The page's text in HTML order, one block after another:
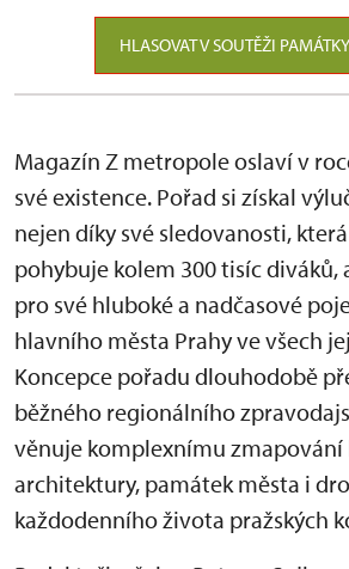
HLASOVAT V SOUTĚŽI
Magazín Z metropole oslaví v
své existence. Pořad si získal
nejen díky své sledovanosti,
pohybuje kolem 300 tisíc diváků,
pro své hluboké a nadčasové
hlavního města Prahy ve všech
Koncepce pořadu dlouhodobě
běžného regionálního
věnuje komplexnímu zmapování
architektury, památek města i
každodenního života pražských